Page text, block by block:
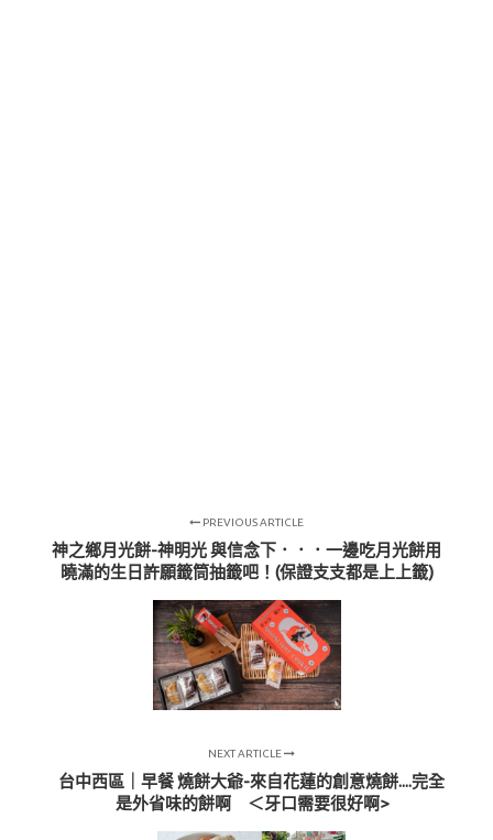
PREVIOUS ARTICLE
神之鄉月光餅-神明光 與信念下．．．一邊吃月光餅用
曉滿的生日許願籤筒抽籤吧！(保證支支都是上上籤)
NEXT ARTICLE
台中西區｜早餐 燒餅大爺-來自花蓮的創意燒餅....完全
是外省味的餅啊 ＜牙口需要很好啊>